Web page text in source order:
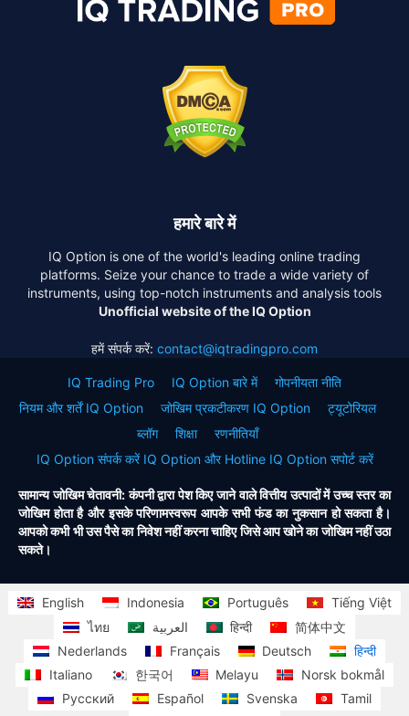
हमारे बारे में
IQ Option is one of the world's leading online trading
platforms. Seize your chance to trade a wide variety of
instruments, using top-notch instruments and analysis tools
Unofficial website of the IQ Option
हमें संपर्क करें: contact@iqtradingpro.com
IQ Trading Pro IQ Option बारे में
गोपनीयता नीति
नियम और शर्तें IQ Option
जोखिम प्रकटीकरण IQ Option
ट्यूटोरियल
ब्लॉग
शिक्षा
रणनीतियाँ
IQ Option संपर्क करें IQ Option और Hotline IQ Option सपोर्ट करें
सामान्य जोखिम चेतावनी: कंपनी द्वारा पेश किए जाने वाले वित्तीय उत्पादों में उच्च स्तर का
जोखिम होता है और इसके परिणामस्वरूप आपके सभी फंड का नुकसान हो सकता है।
आपको कभी भी उस पैसे का निवेश नहीं करना चाहिए जिसे आप खोने का जोखिम नहीं उठा
सकते।
English Indonesia Português
Tiếng Việt
ไทย
العربية हिन्दी
简体中文
Nederlands
Français Deutsch
हिन्दी
Italiano
한국어 Melayu
Norsk bokmål
Русский
Español Svenska
Tamil